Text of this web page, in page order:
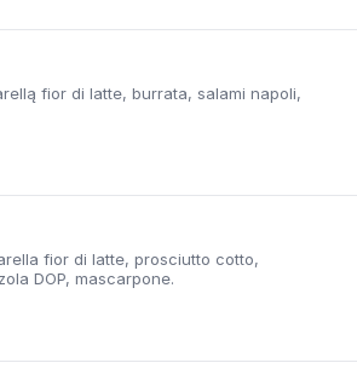
fior di latte, burrata, salami napoli,
fior di latte, prosciutto cotto,
DOP, mascarpone.